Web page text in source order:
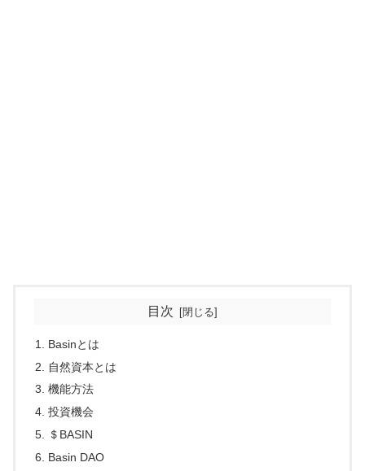
目次
Basinとは
自然資本とは
機能方法
投資機会
＄BASIN
Basin DAO